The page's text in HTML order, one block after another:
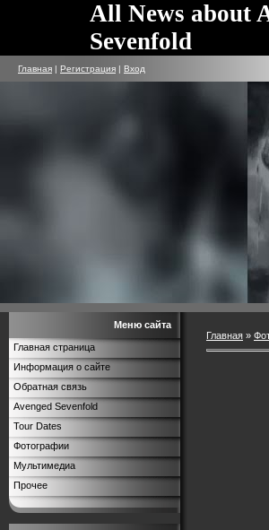
All News about
Sevenfold
Главная | Регистрация | Вход
Меню сайта
Главная страница
Информация о сайте
Обратная связь
Avenged Sevenfold
Tour Dates
Фотографии
Мультимедиа
Прочее
Главная »